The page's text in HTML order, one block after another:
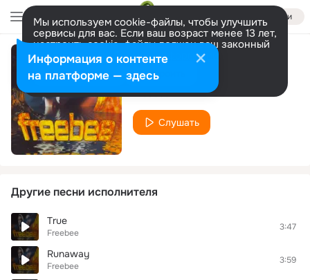
Войти
Мы используем cookie-файлы, чтобы улучшить
сервисы для вас. Если ваш возраст менее 13 лет,
настроить cookie-файлы должен ваш законный
представитель. Больше информации
Разрешить все Настроить
Freebee
Слушать
Другие песни исполнителя
True
Freebee
3:47
Runaway
Freebee
3:59
Информация о контенте
на платформе — здесь